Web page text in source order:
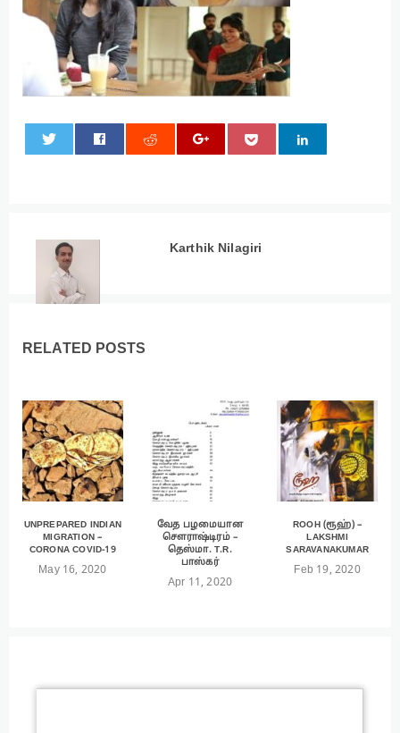
Karthik Nilagiri
RELATED POSTS
UNPREPARED INDIAN
MIGRATION –
CORONA COVID-19
May 16, 2020
வேத பழமையான
சௌராஷ்டிரம் –
தெஸ்மா. T.R.
பாஸ்கர்
Apr 11, 2020
ROOH (ரூஹ்) –
LAKSHMI
SARAVANAKUMAR
Feb 19, 2020